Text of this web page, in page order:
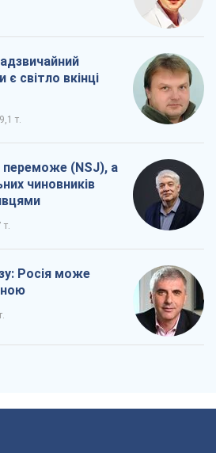
світло вкінці
9,1 т.
переможе (NSJ), а
чиновників
т.
Росія може